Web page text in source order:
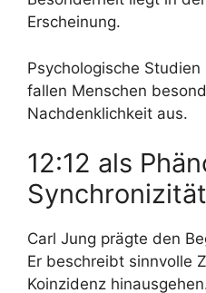
Erscheinung.
Psychologische
fallen Menschen
Nachdenklichkeit aus.
12:12 als
Synchronizität
Carl Jung prägte den
Er beschreibt sinnvolle
Koinzidenz